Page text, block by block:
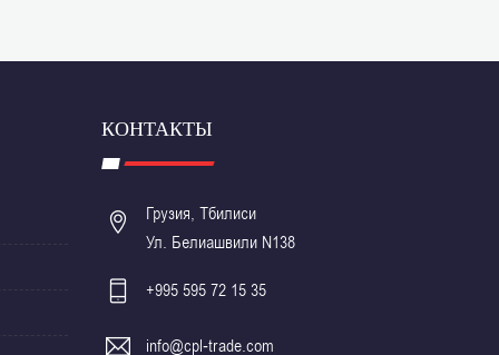
КОНТАКТЫ
Грузия, Тбилиси
Ул. Белиашвили N138
+995 595 72 15 35
info@cpl-trade.com